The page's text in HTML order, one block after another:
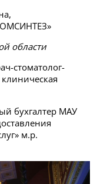
области
стоматолог-
бухгалтер МАУ
м.р.